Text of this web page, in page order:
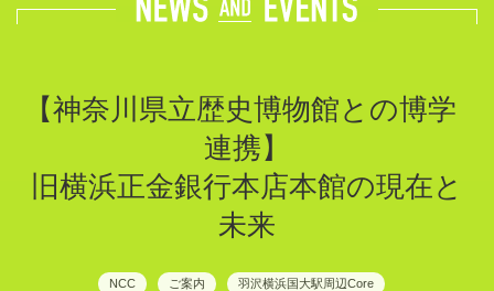
【神奈川県立歴史博物館との博学
連携】
旧横浜正金銀行本店本館の現在と
未来
NCC ご案内 羽沢横浜国大駅周辺Core